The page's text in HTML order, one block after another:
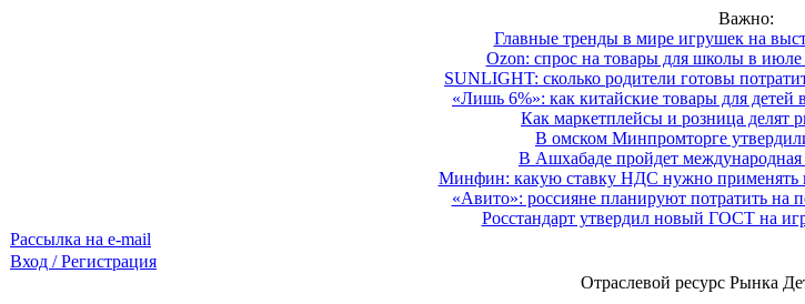
Важно:
Главные тренды в мире игрушек на
Ozon: спрос на товары для школы в июле
SUNLIGHT: сколько родители готовы
«Лишь 6%»: как китайские товары для детей
Как маркетплейсы и розница делят
В омском Минпромторге
В Ашхабаде пройдет международная
Минфин: какую ставку НДС нужно применять
«Авито»: россияне планируют потратить на
Росстандарт утвердил новый ГОСТ на
Рассылка на e-mail
Вход / Регистрация
Отраслевой ресурс Рынка